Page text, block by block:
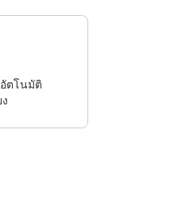
ตโนมัติ